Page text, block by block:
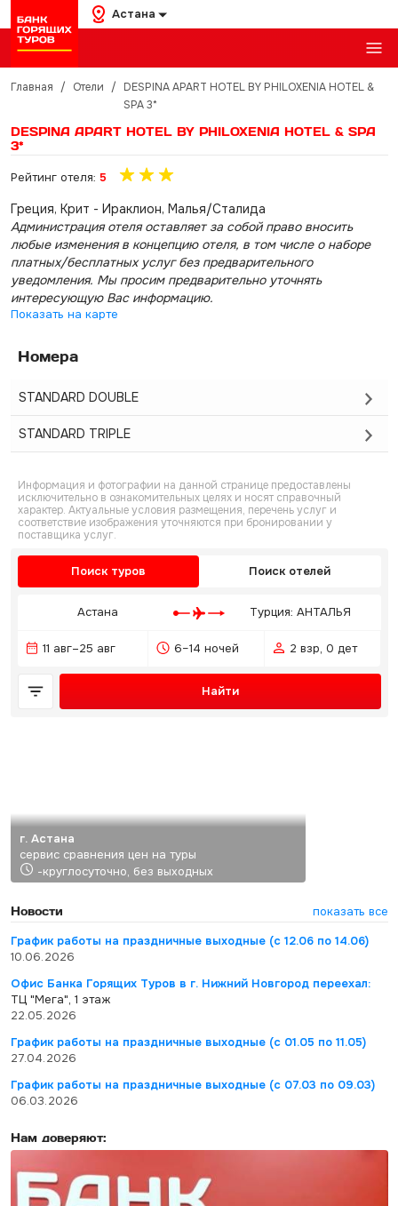
Астана
Главная / Отели /
DESPINA APART HOTEL BY PHILOXENIA HOTEL &
SPA 3*
DESPINA APART HOTEL BY PHILOXENIA HOTEL & SPA
3*
Рейтинг отеля: 5
Греция, Крит - Ираклион, Малья/Сталида
Администрация отеля оставляет за собой право вносить
любые изменения в концепцию отеля, в том числе о наборе
платных/бесплатных услуг без предварительного
уведомления. Мы просим предварительно уточнять
интересующую Вас информацию.
Показать на карте
Номера
STANDARD DOUBLE
STANDARD TRIPLE
Информация и фотографии на данной странице предоставлены
исключительно в ознакомительных целях и носят справочный
характер. Актуальные условия размещения, перечень услуг и
соответствие изображения уточняются при бронировании у
поставщика услуг.
Поиск туров Поиск отелей
Астана Турция: АНТАЛЬЯ
11 авг–25 авг 6–14 ночей 2 взр, 0 дет
Найти
г. Астана
сервис сравнения цен на туры
-круглосуточно, без выходных
Новости
показать все
График работы на праздничные выходные (с 12.06 по 14.06)
10.06.2026
Офис Банка Горящих Туров в г. Нижний Новгород переехал:
ТЦ "Мега", 1 этаж
22.05.2026
График работы на праздничные выходные (с 01.05 по 11.05)
27.04.2026
График работы на праздничные выходные (с 07.03 по 09.03)
06.03.2026
Нам доверяют: